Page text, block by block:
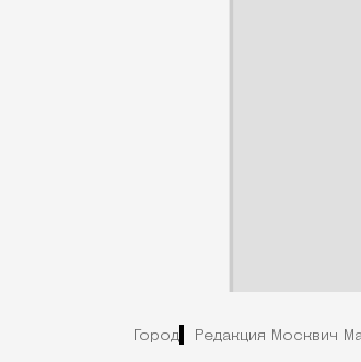
Город Редакция Москвич